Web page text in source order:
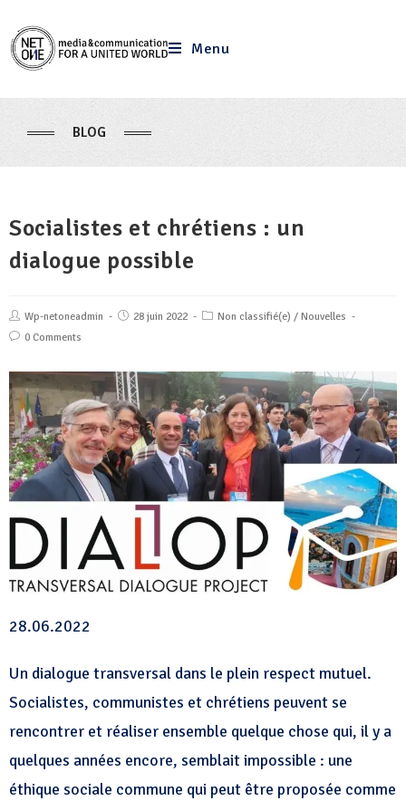
Menu
BLOG
Socialistes et chrétiens : un
dialogue possible
Wp-netoneadmin 28 juin 2022 Non classifié(e) / Nouvelles
0 Comments
28.06.2022
Un dialogue transversal dans le plein respect mutuel.
Socialistes, communistes et chrétiens peuvent se
rencontrer et réaliser ensemble quelque chose qui, il y a
quelques années encore, semblait impossible : une
éthique sociale commune qui peut être proposée comme